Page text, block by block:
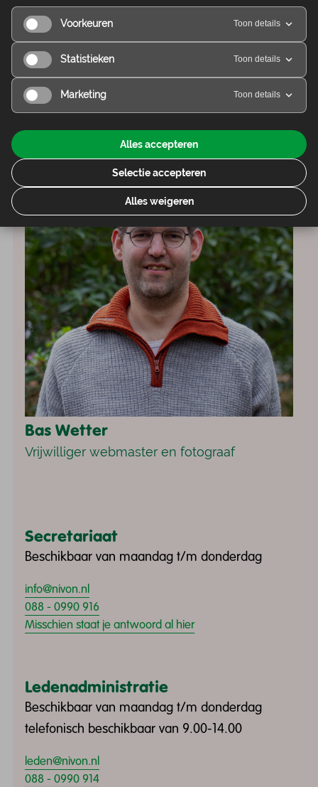
Petra van Wijngaarden
Financiële administratie
Bas Wetter
Vrijwilliger webmaster en fotograaf
Secretariaat
Beschikbaar van maandag t/m donderdag
info@nivon.nl
088 - 0990 916
Misschien staat je antwoord al hier
Ledenadministratie
Beschikbaar van maandag t/m donderdag
telefonisch beschikbaar van 9.00-14.00
leden@nivon.nl
088 - 0990 914
Voorkeuren Toon details
Statistieken Toon details
Marketing Toon details
Alles accepteren
Selectie accepteren
Alles weigeren